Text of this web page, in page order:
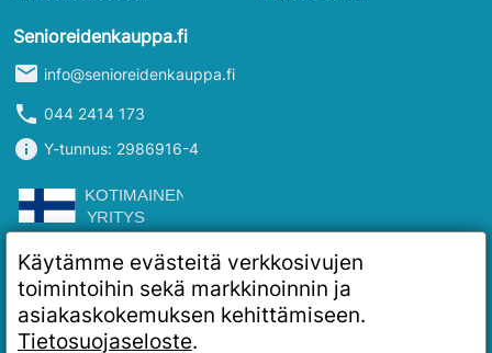
Senioreidenkauppa.fi
mail info@senioreidenkauppa.fi
phone 044 2414 173
info Y-tunnus: 2986916-4
Käytämme evästeitä verkkosivujen
toimintoihin sekä markkinoinnin ja
asiakaskokemuksen kehittämiseen.
Tietosuojaseloste.